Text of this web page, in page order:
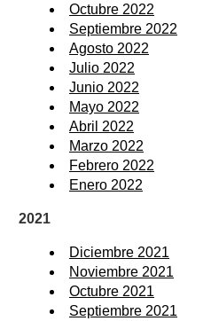
Octubre 2022
Septiembre 2022
Agosto 2022
Julio 2022
Junio 2022
Mayo 2022
Abril 2022
Marzo 2022
Febrero 2022
Enero 2022
2021
Diciembre 2021
Noviembre 2021
Octubre 2021
Septiembre 2021